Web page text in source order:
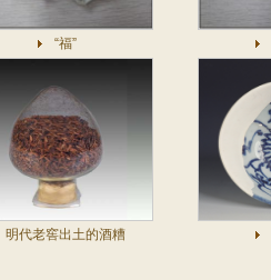
“福”
明代老窖出土的酒糟